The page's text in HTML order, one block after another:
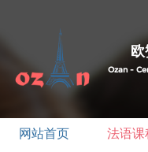
欧
Ozan -
网站首页 法语课